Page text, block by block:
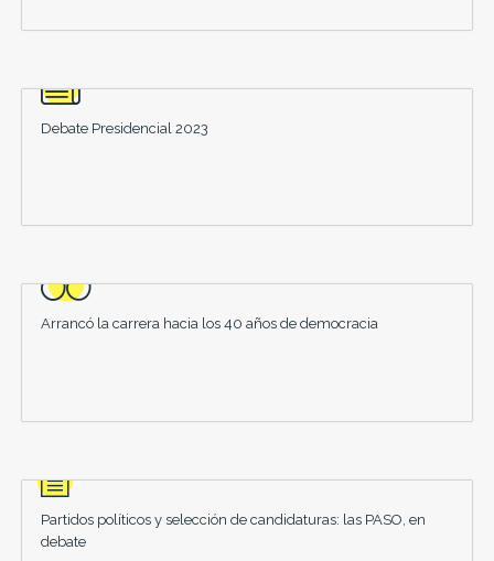
Debate Presidencial 2023
Arrancó la carrera hacia los 40 años de democracia
Partidos políticos y selección de candidaturas: las PASO, en
debate